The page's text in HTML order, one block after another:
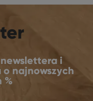
i
najnowszych
%